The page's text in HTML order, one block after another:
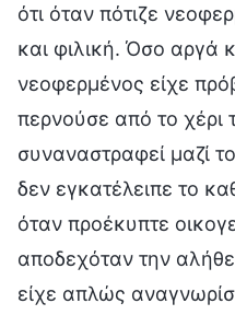
ότι όταν πότιζε
και φιλική. Όσο αργά
νεοφερμένος είχε
περνούσε από το χέρι
συναναστραφεί μαζί
δεν εγκατέλειπε το
όταν προέκυπτε
αποδεχόταν την
είχε απλώς